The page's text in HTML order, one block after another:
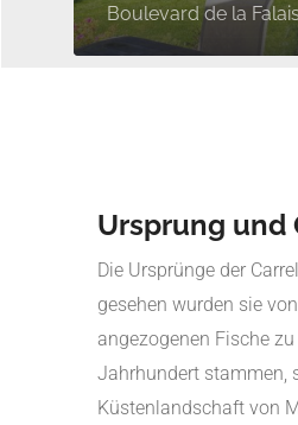
Boulevard de la
Ursprung und
Die Ursprünge der
gesehen wurden sie
angezogenen Fische
Jahrhundert stammen,
Küstenlandschaft von